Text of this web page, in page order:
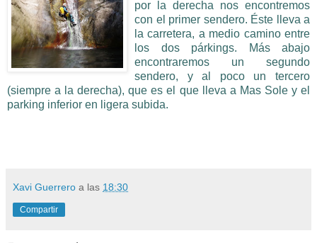
por la derecha nos encontremos
con el primer sendero. Éste lleva a
la carretera, a medio camino entre
los dos párkings. Más abajo
encontraremos un segundo
sendero, y al poco un tercero
(siempre a la derecha), que es el que lleva a Mas Sole y el
parking inferior en ligera subida.
Xavi Guerrero a las 18:30
Compartir